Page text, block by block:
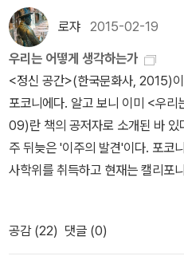
바슐라르는 몽상을 불러일으키는
과 연결되는 지점에 주목한다. 재밌
모종의 삭막함, 전근대에서 근대로
압하는 양상을 잘 캐치한 대목에서
코의 <히아신스>라는 작품을 예로
데 이를 빌려 작가는 상상의 연대
좁혀지지 않는 어떤 고독에 대해
도에 초판 번역한 것을 재판한 책,
로쟈 2015-02-19
우리는 어떻게 생각하는가
<정신 공간>(한국문화사, 2015)
포코니에다. 알고 보니 이미 <우
09)란 책의 공저자로 소개된 바 있
주 뒤늦은 '이주의 발견'이다. 포코
사학위를 취득하고 현재는 캘리포
각하는가>는 마크 터너와의 공저
께끼'가 부제다. 이 책의 핵심 주제
탐구하는 것이다. 무의식적이면서
공감 (22) 댓글 (0)